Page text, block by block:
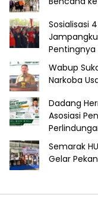
Sosialisasi
Pentingnya
Wabup
Narkoba
Dadang
Asosiasi
Semarak
Gelar